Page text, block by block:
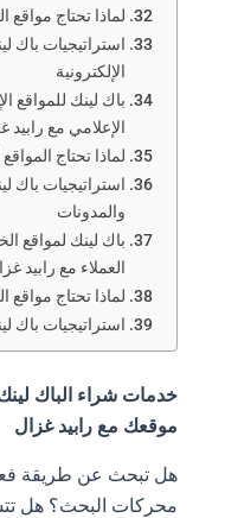
لماذا تحتاج مواقع
استراتيجيات باك
الإلكترونية
باك لينك للمواقع
الإعلامي مع رابيد
لماذا تحتاج المواقع
استراتيجيات باك
والمدونات
باك لينك لمواقع
العملاء مع رابيد غزال
لماذا تحتاج مواقع
استراتيجيات باك
خدمات شراء الباك
موقعك مع رابيد غزال
هل تبحث عن طريقة
محركات البحث؟ هل